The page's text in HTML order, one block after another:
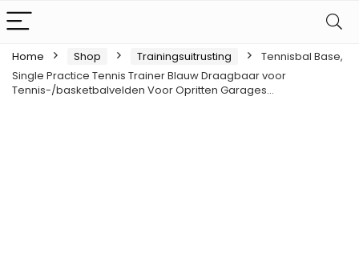
Home Shop Trainingsuitrusting
Tennisbal Base,
Single Practice Tennis Trainer Blauw Draagbaar voor
Tennis-/basketbalvelden Voor Opritten Garages…